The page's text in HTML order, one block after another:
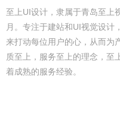
至上UI设计，隶属于青岛至上
月。专注于建站和UI视觉设计
来打动每位用户的心，从而为
质至上，服务至上的理念，至
着成熟的服务经验。